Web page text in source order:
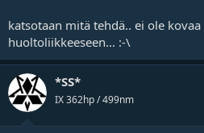
katsotaan mitä tehdä.. ei ole
huoltoliikkeeseen... :-\
*SS*
IX 362hp / 499nm